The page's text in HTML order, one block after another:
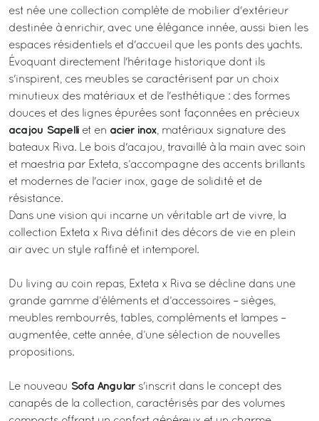
est née une collection complète de mobilier d'extérieur
destinée à enrichir, avec une élégance innée, aussi bien les
espaces résidentiels et d'accueil que les ponts des yachts.
Évoquant directement l'héritage historique dont ils
s'inspirent, ces meubles se caractérisent par un choix
minutieux des matériaux et de l'esthétique : des formes
douces et des lignes épurées sont façonnées en précieux
acajou Sapelli et en acier inox, matériaux signature des
bateaux Riva. Le bois d'acajou, travaillé à la main avec soin
et maestria par Exteta, s’accompagne des accents brillants
et modernes de l'acier inox, gage de solidité et de
résistance.
Dans une vision qui incarne un véritable art de vivre, la
collection Exteta x Riva définit des décors de vie en plein
air avec un style raffiné et intemporel.
Du living au coin repas, Exteta x Riva se décline dans une
grande gamme d’éléments et d’accessoires – sièges,
meubles rembourrés, tables, compléments et lampes –
augmentée, cette année, d’une sélection de nouvelles
propositions.
Le nouveau Sofa Angular s'inscrit dans le concept des
canapés de la collection, caractérisés par des volumes